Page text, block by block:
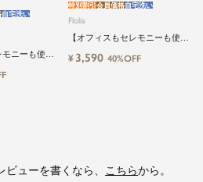
モニーも使え
ボウタイ風シ
スブラウス
自宅洗い
Flolia
【オフィスもセレモニーも使え
る】洗えるパフスリーブボウタ
イ風ビジネスブラウス
特別割引 会員価格自宅洗い
¥ 3,590 40%OFF
ューを書くなら、 こちらから。